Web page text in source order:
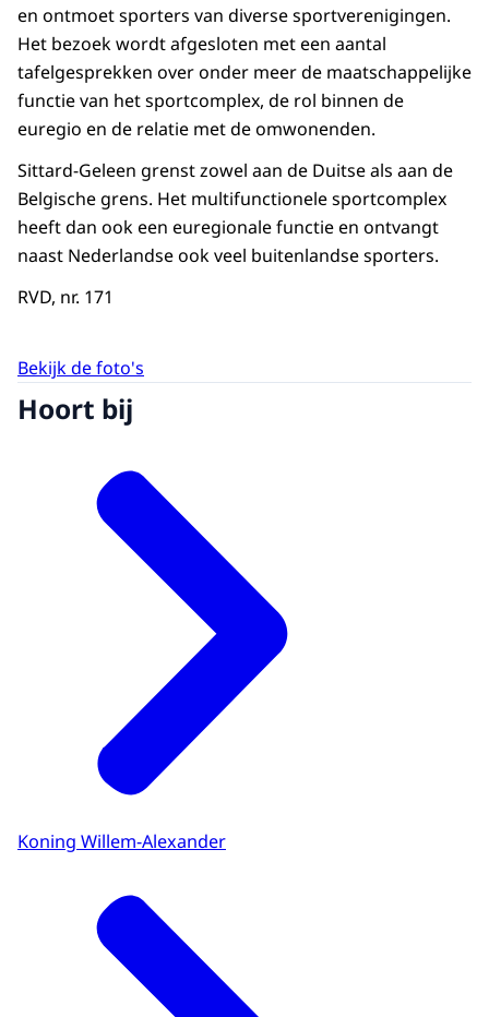
en ontmoet sporters van diverse sportverenigingen.
Het bezoek wordt afgesloten met een aantal
tafelgesprekken over onder meer de maatschappelijke
functie van het sportcomplex, de rol binnen de
euregio en de relatie met de omwonenden.
Sittard-Geleen grenst zowel aan de Duitse als aan de
Belgische grens. Het multifunctionele sportcomplex
heeft dan ook een euregionale functie en ontvangt
naast Nederlandse ook veel buitenlandse sporters.
RVD, nr. 171
Bekijk de foto's
Hoort bij
Koning Willem-Alexander